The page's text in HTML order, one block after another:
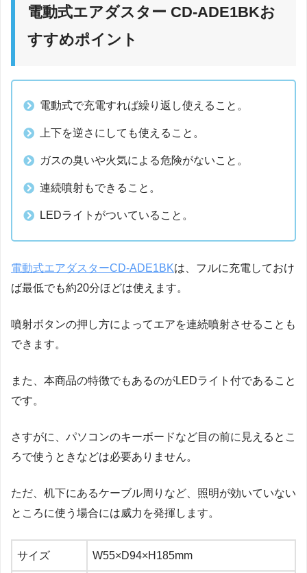
電動式エアダスター CD-ADE1BKお
すすめポイント
電動式で充電すれば繰り返し使えること。
上下を逆さにしても使えること。
ガスの臭いや火気による危険がないこと。
連続噴射もできること。
LEDライトがついていること。
電動式エアダスターCD-ADE1BKは、フルに充電しておけ
ば最低でも約20分ほどは使えます。
噴射ボタンの押し方によってエアを連続噴射させることも
できます。
また、本商品の特徴でもあるのがLEDライト付であること
です。
さすがに、パソコンのキーボードなど目の前に見えるとこ
ろで使うときなどは必要ありません。
ただ、机下にあるケーブル周りなど、照明が効いていない
ところに使う場合には威力を発揮します。
サイズ W55×D94×H185mm